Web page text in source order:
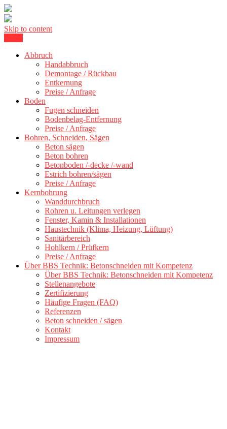
Skip to content
BBS Technik GmbH
300 kmAbbruch
Handabbruch
Demontage / Rückbau
Entkernung
Preise / Anfrage
Boden
Fugen schneiden
Bodenbelag-Entfernung
Preise / Anfrage
Bohren, Schneiden, Sägen
Beton sägen
Beton bohren
Betonboden /-decke /-wand
Estrich bohren/sägen
Preise / Anfrage
Kernbohrung
Wanddurchbruch
Rohren u. Leitungen verlegen
Fenster, Kamin & Installationen
Haustechnik (Klima, Heizung, Lüftung)
Sanitärbereich
Hohlkern / Prüfkern
Preise / Anfrage
Über BBS Technik: Betonschneiden mit Kompetenz
Über BBS Technik: Betonschneiden mit Kompetenz
Stellenangebote
Zertifizierung
Häufige Fragen (FAQ)
Referenzen
Beton schneiden / sägen
Kontakt
Impressum